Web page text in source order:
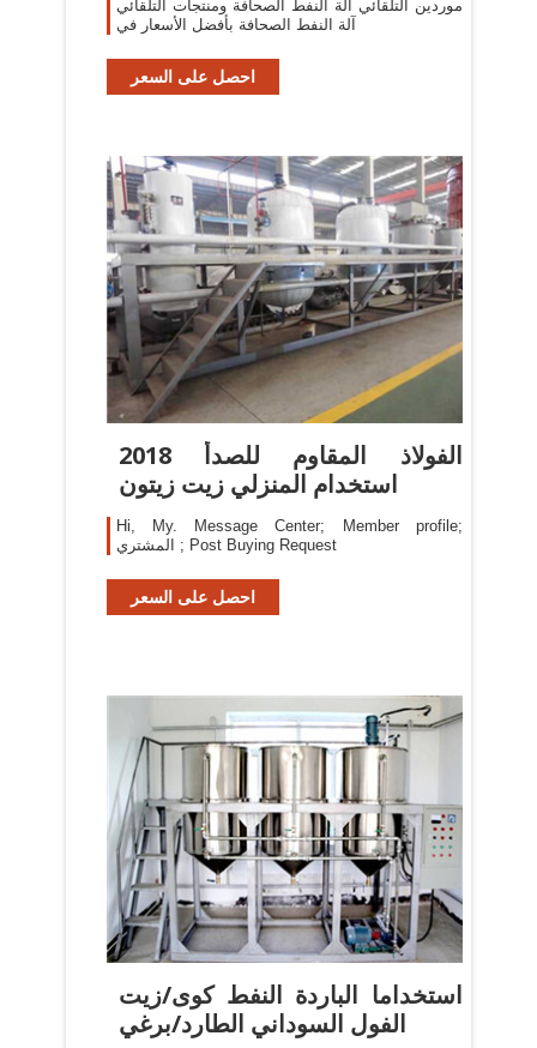
موردين التلقائي آلة النفط الصحافة ومنتجات التلقائي
آلة النفط الصحافة بأفضل الأسعار في
احصل على السعر
2018 الفولاذ المقاوم للصدأ
استخدام المنزلي زيت زيتون
Hi, My. Message Center; Member profile;
المشتري ; Post Buying Request
احصل على السعر
استخداما الباردة النفط كوى/زيت
الفول السوداني الطارد/برغي